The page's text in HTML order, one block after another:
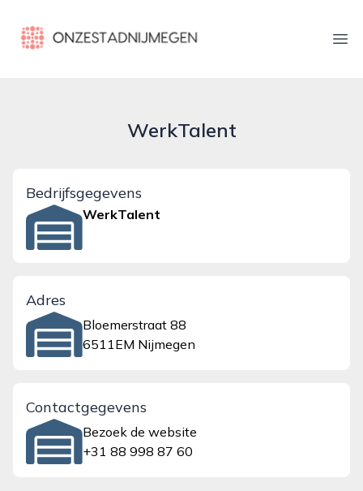
onzestadnijmegen.nl
WerkTalent
Bedrijfsgegevens
WerkTalent
Adres
Bloemerstraat 88
6511EM Nijmegen
Contactgegevens
Bezoek de website
+31 88 998 87 60